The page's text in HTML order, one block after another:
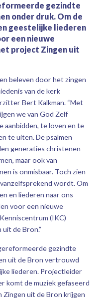
gezindte
onder druk. Om de
geestelijke liederen
een nieuwe
project Zingen uit
beleven door het zingen
van de kerk
Bert Kalkman. “Met
we van God Zelf
aanbidden, te loven en te
te uiten. De psalmen
generaties christenen
maar ook van
is onmisbaar. Toch zien
wordt. Om
en liederen naar ons
voor een nieuwe
(IKC)
de Bron.”
gezindte
uit de Bron vertrouwd
liederen. Projectleider
komt de muziek gefaseerd
Zingen uit de Bron krijgen